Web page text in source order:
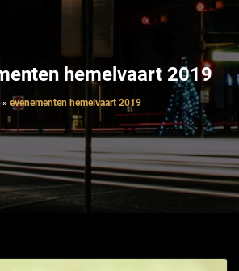
hemelvaart 2019
» evenementen hemelvaart 2019